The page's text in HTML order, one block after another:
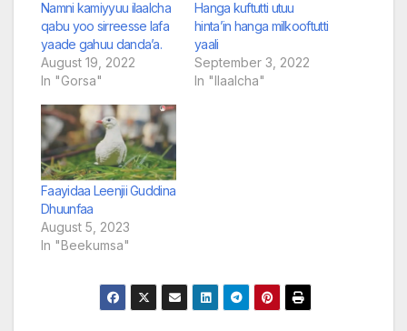
Namni kamiyyuu ilaalcha
qabu yoo sirreesse lafa
yaade gahuu danda’a.
August 19, 2022
In "Gorsa"
Hanga kuftutti utuu
hinta’in hanga milkooftutti
yaali
September 3, 2022
In "Ilaalcha"
Faayidaa Leenjii Guddina
Dhuunfaa
August 5, 2023
In "Beekumsa"